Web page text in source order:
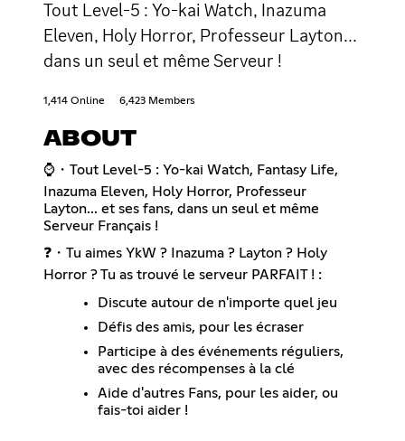
Tout Level-5 : Yo-kai Watch, Inazuma
Eleven, Holy Horror, Professeur Layton...
dans un seul et même Serveur !
1,414 Online 6,423 Members
ABOUT
⌚・Tout Level-5 : Yo-kai Watch, Fantasy Life,
Inazuma Eleven, Holy Horror, Professeur
Layton... et ses fans, dans un seul et même
Serveur Français !
❓・Tu aimes YkW ? Inazuma ? Layton ? Holy
Horror ? Tu as trouvé le serveur PARFAIT ! :
Discute autour de n'importe quel jeu
Défis des amis, pour les écraser
Participe à des événements réguliers,
avec des récompenses à la clé
Aide d'autres Fans, pour les aider, ou
fais-toi aider !